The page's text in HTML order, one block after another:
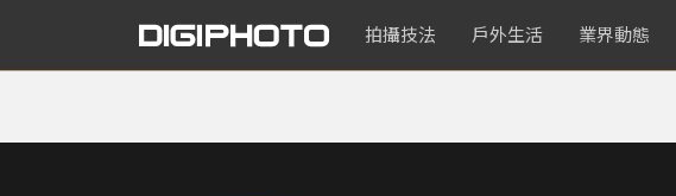
拍攝技法 戶外生活 業界動態